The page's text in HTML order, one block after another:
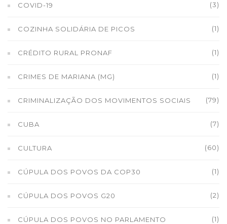
COVID-19 (3)
COZINHA SOLIDÁRIA DE PICOS (1)
CRÉDITO RURAL PRONAF (1)
CRIMES DE MARIANA (MG) (1)
CRIMINALIZAÇÃO DOS MOVIMENTOS SOCIAIS (79)
CUBA (7)
CULTURA (60)
CÚPULA DOS POVOS DA COP30 (1)
CÚPULA DOS POVOS G20 (2)
CÚPULA DOS POVOS NO PARLAMENTO (1)